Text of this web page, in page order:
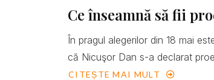
Ce înseamnă să fii
În pragul alegerilor din 18 mai
că Nicuşor Dan s-a declarat
CITEȘTE MAI MULT